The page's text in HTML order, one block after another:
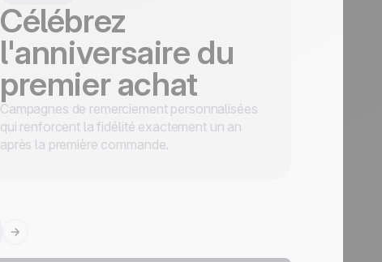
Célébrez
l'anniversaire du
premier achat
Campagnes de remerciement personnalisées
qui renforcent la fidélité exactement un an
après la première commande.